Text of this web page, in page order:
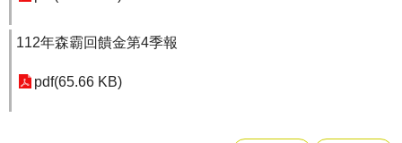
112年森霸回饋金第4季報
pdf(65.66 KB)